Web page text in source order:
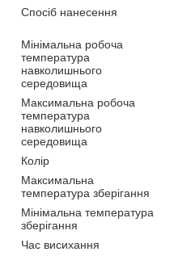
Спосіб нанесення
Мінімальна робоча
температура
навколишнього
середовища
Максимальна робоча
температура
навколишнього
середовища
Колір
Максимальна
температура зберігання
Мінімальна температура
зберігання
Час висихання